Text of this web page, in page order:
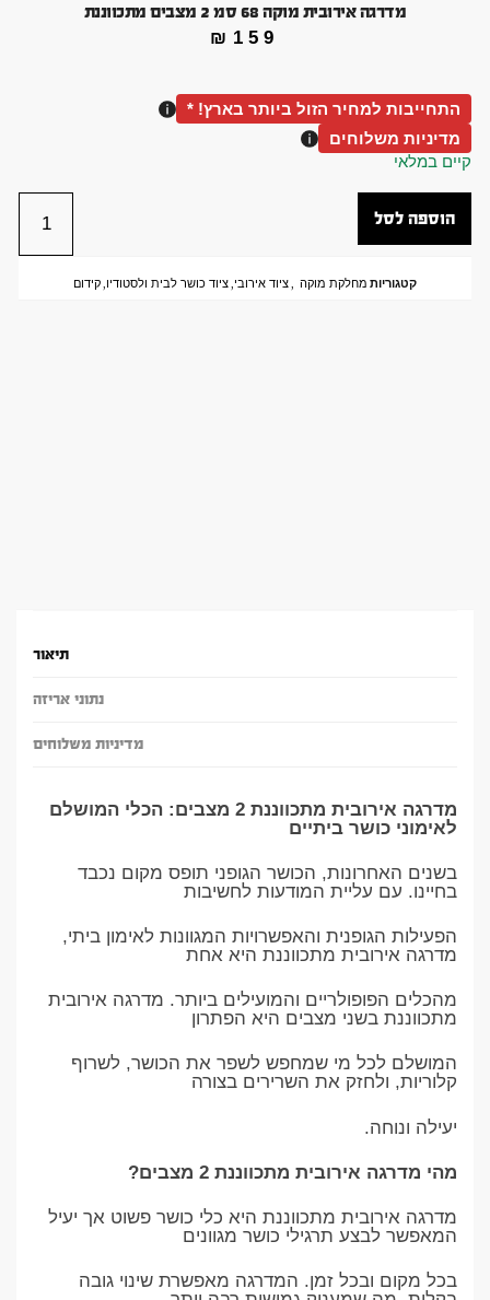
מדרגה אירובית מוקה 68 סמ 2 מצבים מתכווננת
₪ 159
התחייבות למחיר הזול ביותר בארץ! *
מדיניות משלוחים
קיים במלאי
הוספה לסל
קטגוריות מחלקת מוקה ,ציוד אירובי,ציוד כושר לבית ולסטודיו,קידום
תיאור
נתוני אריזה
מדיניות משלוחים
מדרגה אירובית מתכווננת 2 מצבים: הכלי המושלם
לאימוני כושר ביתיים
בשנים האחרונות, הכושר הגופני תופס מקום נכבד
בחיינו. עם עליית המודעות לחשיבות
הפעילות הגופנית והאפשרויות המגוונות לאימון ביתי,
מדרגה אירובית מתכווננת היא אחת
מהכלים הפופולריים והמועילים ביותר. מדרגה אירובית
מתכווננת בשני מצבים היא הפתרון
המושלם לכל מי שמחפש לשפר את הכושר, לשרוף
קלוריות, ולחזק את השרירים בצורה
יעילה ונוחה.
מהי מדרגה אירובית מתכווננת 2 מצבים?
מדרגה אירובית מתכווננת היא כלי כושר פשוט אך יעיל
המאפשר לבצע תרגילי כושר מגוונים
בכל מקום ובכל זמן. המדרגה מאפשרת שינוי גובה